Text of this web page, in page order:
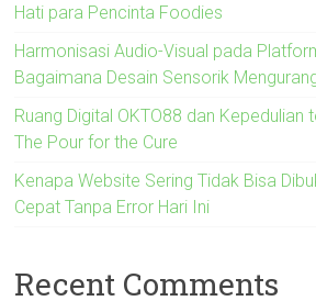
Hati para Pencinta Foodies
Harmonisasi Audio-Visual pada
Bagaimana Desain Sensorik
Ruang Digital OKTO88 dan Kepedulian
The Pour for the Cure
Kenapa Website Sering Tidak Bisa
Cepat Tanpa Error Hari Ini
Recent Comments